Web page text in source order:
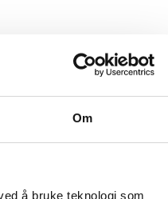
Om
å bruke teknologi som